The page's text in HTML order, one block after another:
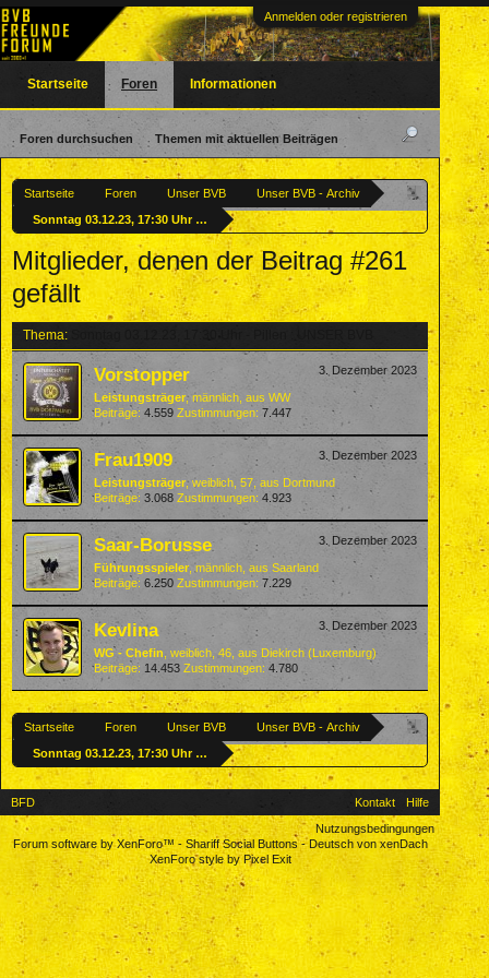
Anmelden oder registrieren
Startseite Foren Unser BVB
Unser BVB - Archiv
Sonntag 03.12.23, 17:30 Uhr - Pillen : UNSER BVB
Mitglieder, denen der Beitrag #261
gefällt
Thema:
3. Dezember 2023
Vorstopper
Leistungsträger, männlich, aus WW
Beiträge: 4.559 Zustimmungen: 7.447
3. Dezember 2023
Frau1909
Leistungsträger, weiblich, 57, aus Dortmund
Beiträge: 3.068 Zustimmungen: 4.923
3. Dezember 2023
Saar-Borusse
Führungsspieler , männlich, aus Saarland
Beiträge: 6.250 Zustimmungen: 7.229
3. Dezember 2023
Kevlina
WG - Chefin , weiblich, 46, aus Diekirch (Luxemburg)
Beiträge: 14.453 Zustimmungen: 4.780
Startseite Foren Unser BVB
Unser BVB - Archiv
Sonntag 03.12.23, 17:30 Uhr - Pillen : UNSER BVB
Startseite Foren
Foren durchsuchen Themen mit aktuellen Beiträgen
Informationen
BFD Kontakt
Hilfe
Nutzungsbedingungen
Forum software by XenForo™- Shariff Social Buttons-Deutsch von xenDach
XenForo style by Pixel Exit